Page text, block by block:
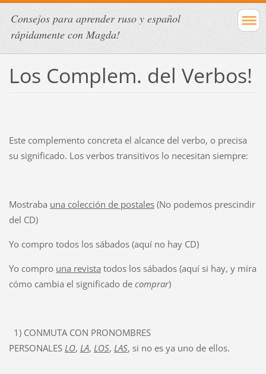
Consejos para aprender ruso y español
rápidamente con Magda!
Los Complem. del Verbos!
Este complemento concreta el alcance del verbo, o precisa
su significado. Los verbos transitivos lo necesitan siempre:
Mostraba una colección de postales(No podemos prescindir
del CD)
Yo compro todos los sábados (aquí no hay CD)
Yo compro una revista todos los sábados (aquí si hay, y mira
cómo cambia el significado de comprar)
1) CONMUTA CON PRONOMBRES
PERSONALES LO, LA, LOS, LAS, si no es ya uno de ellos.